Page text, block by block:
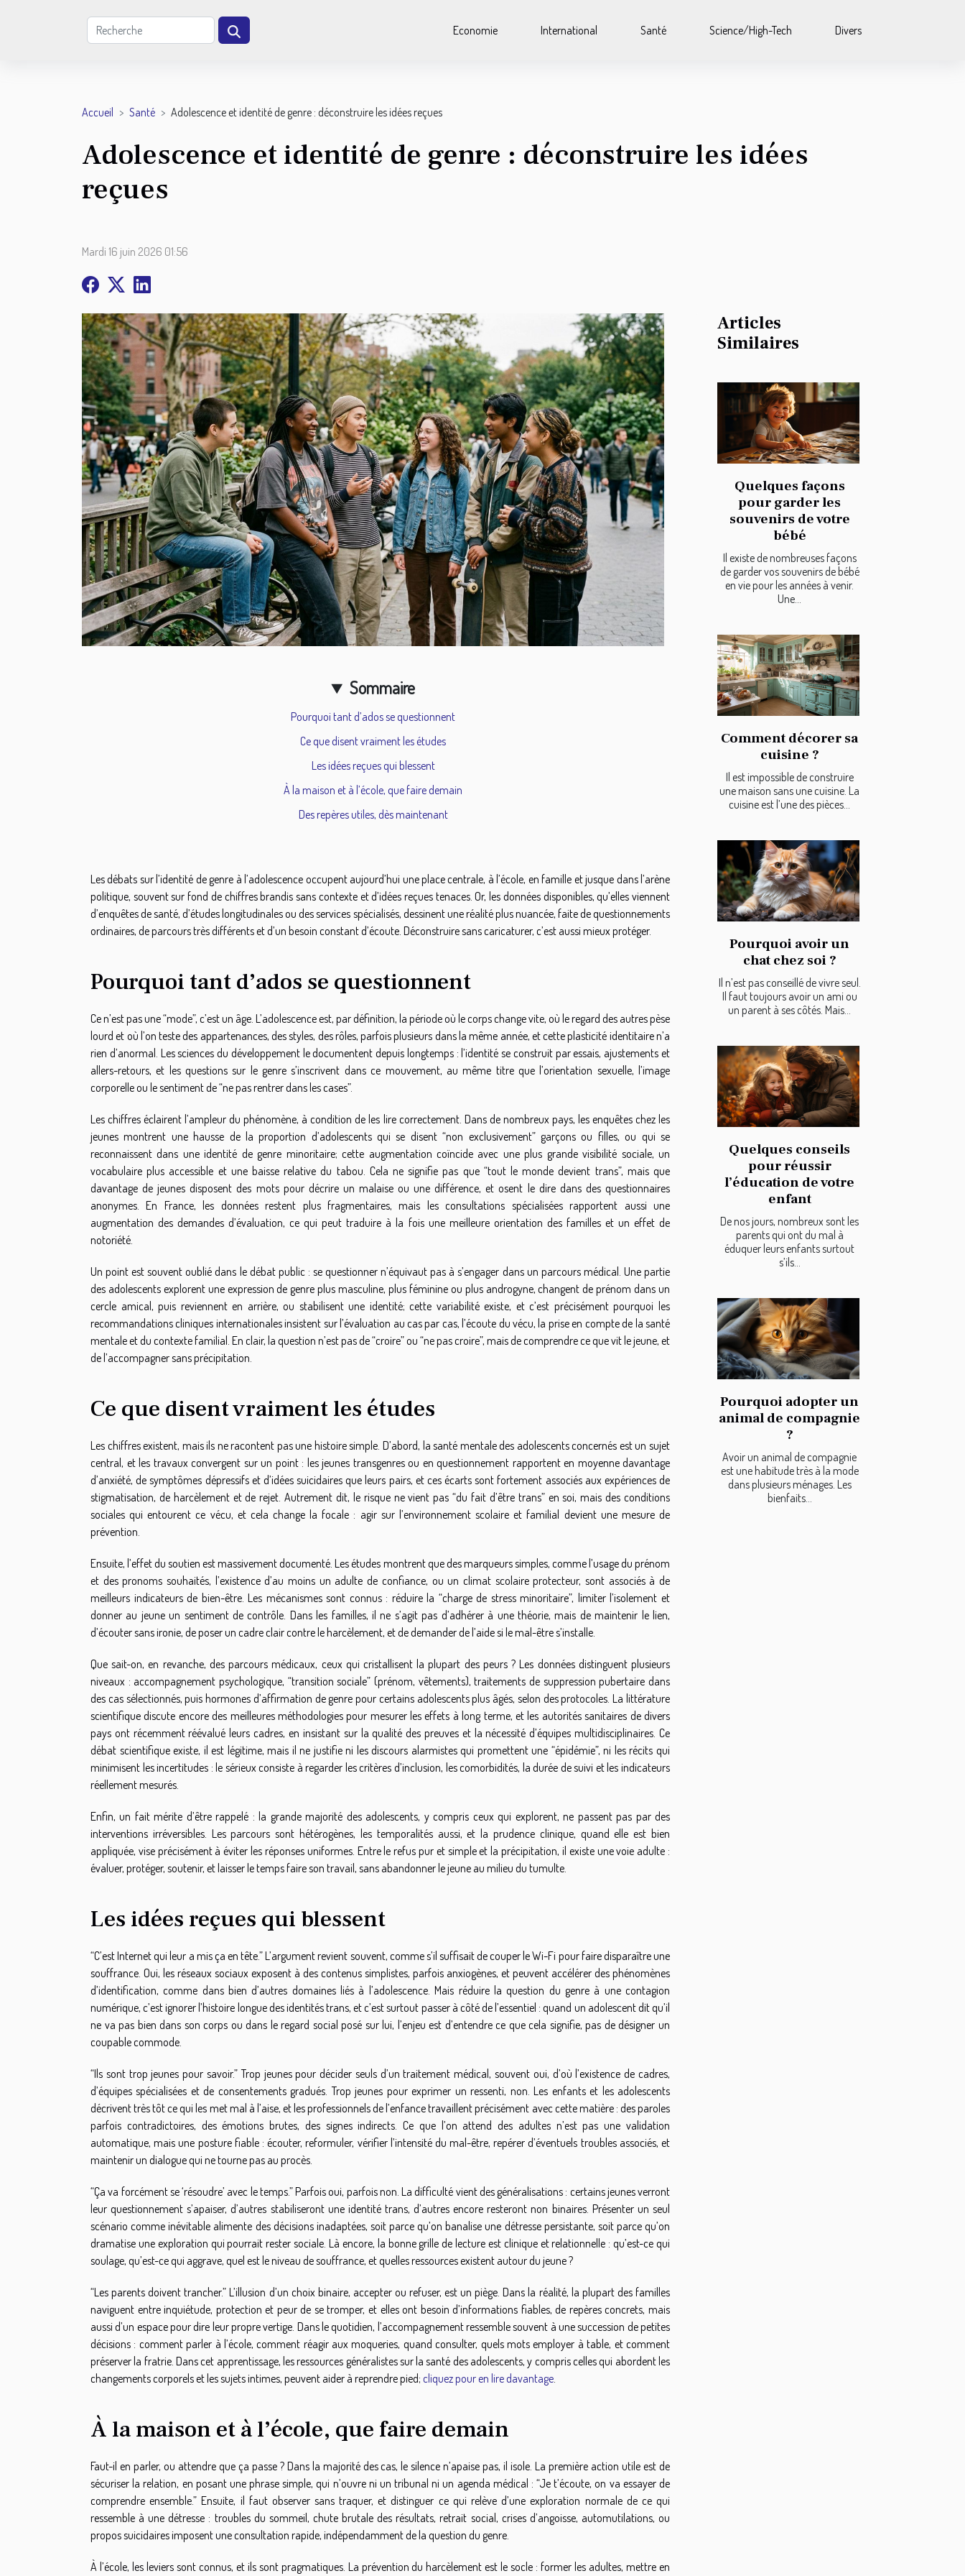
Economie International Santé Science/High-Tech Divers
Accueil Santé Adolescence et identité de genre : déconstruire les idées reçues
Adolescence et identité de genre : déconstruire les idées
reçues
Mardi 16 juin 2026 01:56
Sommaire
Pourquoi tant d’ados se questionnent
Ce que disent vraiment les études
Les idées reçues qui blessent
À la maison et à l’école, que faire demain
Des repères utiles, dès maintenant
Les débats sur l’identité de genre à l’adolescence occupent aujourd’hui une place centrale, à l’école, en famille et jusque dans l’arène
politique, souvent sur fond de chiffres brandis sans contexte et d’idées reçues tenaces. Or, les données disponibles, qu’elles viennent
d’enquêtes de santé, d’études longitudinales ou des services spécialisés, dessinent une réalité plus nuancée, faite de questionnements
ordinaires, de parcours très différents et d’un besoin constant d’écoute. Déconstruire sans caricaturer, c’est aussi mieux protéger.
Pourquoi tant d’ados se questionnent
Ce n’est pas une “mode”, c’est un âge. L’adolescence est, par définition, la période où le corps change vite, où le regard des autres pèse
lourd et où l’on teste des appartenances, des styles, des rôles, parfois plusieurs dans la même année, et cette plasticité identitaire n’a
rien d’anormal. Les sciences du développement le documentent depuis longtemps : l’identité se construit par essais, ajustements et
allers-retours, et les questions sur le genre s’inscrivent dans ce mouvement, au même titre que l’orientation sexuelle, l’image
corporelle ou le sentiment de “ne pas rentrer dans les cases”.
Les chiffres éclairent l’ampleur du phénomène, à condition de les lire correctement. Dans de nombreux pays, les enquêtes chez les
jeunes montrent une hausse de la proportion d’adolescents qui se disent “non exclusivement” garçons ou filles, ou qui se
reconnaissent dans une identité de genre minoritaire; cette augmentation coïncide avec une plus grande visibilité sociale, un
vocabulaire plus accessible et une baisse relative du tabou. Cela ne signifie pas que “tout le monde devient trans”, mais que
davantage de jeunes disposent des mots pour décrire un malaise ou une différence, et osent le dire dans des questionnaires
anonymes. En France, les données restent plus fragmentaires, mais les consultations spécialisées rapportent aussi une
augmentation des demandes d’évaluation, ce qui peut traduire à la fois une meilleure orientation des familles et un effet de
notoriété.
Un point est souvent oublié dans le débat public : se questionner n’équivaut pas à s’engager dans un parcours médical. Une partie
des adolescents explorent une expression de genre plus masculine, plus féminine ou plus androgyne, changent de prénom dans un
cercle amical, puis reviennent en arrière, ou stabilisent une identité; cette variabilité existe, et c’est précisément pourquoi les
recommandations cliniques internationales insistent sur l’évaluation au cas par cas, l’écoute du vécu, la prise en compte de la santé
mentale et du contexte familial. En clair, la question n’est pas de “croire” ou “ne pas croire”, mais de comprendre ce que vit le jeune, et
de l’accompagner sans précipitation.
Ce que disent vraiment les études
Les chiffres existent, mais ils ne racontent pas une histoire simple. D’abord, la santé mentale des adolescents concernés est un sujet
central, et les travaux convergent sur un point : les jeunes transgenres ou en questionnement rapportent en moyenne davantage
d’anxiété, de symptômes dépressifs et d’idées suicidaires que leurs pairs, et ces écarts sont fortement associés aux expériences de
stigmatisation, de harcèlement et de rejet. Autrement dit, le risque ne vient pas “du fait d’être trans” en soi, mais des conditions
sociales qui entourent ce vécu, et cela change la focale : agir sur l’environnement scolaire et familial devient une mesure de
prévention.
Ensuite, l’effet du soutien est massivement documenté. Les études montrent que des marqueurs simples, comme l’usage du prénom
et des pronoms souhaités, l’existence d’au moins un adulte de confiance, ou un climat scolaire protecteur, sont associés à de
meilleurs indicateurs de bien-être. Les mécanismes sont connus : réduire la “charge de stress minoritaire”, limiter l’isolement et
donner au jeune un sentiment de contrôle. Dans les familles, il ne s’agit pas d’adhérer à une théorie, mais de maintenir le lien,
d’écouter sans ironie, de poser un cadre clair contre le harcèlement, et de demander de l’aide si le mal-être s’installe.
Que sait-on, en revanche, des parcours médicaux, ceux qui cristallisent la plupart des peurs ? Les données distinguent plusieurs
niveaux : accompagnement psychologique, “transition sociale” (prénom, vêtements), traitements de suppression pubertaire dans
des cas sélectionnés, puis hormones d’affirmation de genre pour certains adolescents plus âgés, selon des protocoles. La littérature
scientifique discute encore des meilleures méthodologies pour mesurer les effets à long terme, et les autorités sanitaires de divers
pays ont récemment réévalué leurs cadres, en insistant sur la qualité des preuves et la nécessité d’équipes multidisciplinaires. Ce
débat scientifique existe, il est légitime, mais il ne justifie ni les discours alarmistes qui promettent une “épidémie”, ni les récits qui
minimisent les incertitudes : le sérieux consiste à regarder les critères d’inclusion, les comorbidités, la durée de suivi et les indicateurs
réellement mesurés.
Enfin, un fait mérite d’être rappelé : la grande majorité des adolescents, y compris ceux qui explorent, ne passent pas par des
interventions irréversibles. Les parcours sont hétérogènes, les temporalités aussi, et la prudence clinique, quand elle est bien
appliquée, vise précisément à éviter les réponses uniformes. Entre le refus pur et simple et la précipitation, il existe une voie adulte :
évaluer, protéger, soutenir, et laisser le temps faire son travail, sans abandonner le jeune au milieu du tumulte.
Les idées reçues qui blessent
“C’est Internet qui leur a mis ça en tête.” L’argument revient souvent, comme s’il suffisait de couper le Wi-Fi pour faire disparaître une
souffrance. Oui, les réseaux sociaux exposent à des contenus simplistes, parfois anxiogènes, et peuvent accélérer des phénomènes
d’identification, comme dans bien d’autres domaines liés à l’adolescence. Mais réduire la question du genre à une contagion
numérique, c’est ignorer l’histoire longue des identités trans, et c’est surtout passer à côté de l’essentiel : quand un adolescent dit qu’il
ne va pas bien dans son corps ou dans le regard social posé sur lui, l’enjeu est d’entendre ce que cela signifie, pas de désigner un
coupable commode.
“Ils sont trop jeunes pour savoir.” Trop jeunes pour décider seuls d’un traitement médical, souvent oui, d’où l’existence de cadres,
d’équipes spécialisées et de consentements gradués. Trop jeunes pour exprimer un ressenti, non. Les enfants et les adolescents
décrivent très tôt ce qui les met mal à l’aise, et les professionnels de l’enfance travaillent précisément avec cette matière : des paroles
parfois contradictoires, des émotions brutes, des signes indirects. Ce que l’on attend des adultes n’est pas une validation
automatique, mais une posture fiable : écouter, reformuler, vérifier l’intensité du mal-être, repérer d’éventuels troubles associés, et
maintenir un dialogue qui ne tourne pas au procès.
“Ça va forcément se ‘résoudre’ avec le temps.” Parfois oui, parfois non. La difficulté vient des généralisations : certains jeunes verront
leur questionnement s’apaiser, d’autres stabiliseront une identité trans, d’autres encore resteront non binaires. Présenter un seul
scénario comme inévitable alimente des décisions inadaptées, soit parce qu’on banalise une détresse persistante, soit parce qu’on
dramatise une exploration qui pourrait rester sociale. Là encore, la bonne grille de lecture est clinique et relationnelle : qu’est-ce qui
soulage, qu’est-ce qui aggrave, quel est le niveau de souffrance, et quelles ressources existent autour du jeune ?
“Les parents doivent trancher.” L’illusion d’un choix binaire, accepter ou refuser, est un piège. Dans la réalité, la plupart des familles
naviguent entre inquiétude, protection et peur de se tromper, et elles ont besoin d’informations fiables, de repères concrets, mais
aussi d’un espace pour dire leur propre vertige. Dans le quotidien, l’accompagnement ressemble souvent à une succession de petites
décisions : comment parler à l’école, comment réagir aux moqueries, quand consulter, quels mots employer à table, et comment
préserver la fratrie. Dans cet apprentissage, les ressources généralistes sur la santé des adolescents, y compris celles qui abordent les
changements corporels et les sujets intimes, peuvent aider à reprendre pied; cliquez pour en lire davantage.
À la maison et à l’école, que faire demain
Faut-il en parler, ou attendre que ça passe ? Dans la majorité des cas, le silence n’apaise pas, il isole. La première action utile est de
sécuriser la relation, en posant une phrase simple, qui n’ouvre ni un tribunal ni un agenda médical : “Je t’écoute, on va essayer de
comprendre ensemble.” Ensuite, il faut observer sans traquer, et distinguer ce qui relève d’une exploration normale de ce qui
ressemble à une détresse : troubles du sommeil, chute brutale des résultats, retrait social, crises d’angoisse, automutilations, ou
propos suicidaires imposent une consultation rapide, indépendamment de la question du genre.
À l’école, les leviers sont connus, et ils sont pragmatiques. La prévention du harcèlement est le socle : former les adultes, mettre en
Articles
Similaires
Quelques façons
pour garder les
souvenirs de votre
bébé
Il existe de nombreuses façons
de garder vos souvenirs de bébé
en vie pour les années à venir.
Une...
Comment décorer sa
cuisine ?
Il est impossible de construire
une maison sans une cuisine. La
cuisine est l’une des pièces...
Pourquoi avoir un
chat chez soi ?
Il n’est pas conseillé de vivre seul.
Il faut toujours avoir un ami ou
un parent à ses côtés. Mais...
Quelques conseils
pour réussir
l’éducation de votre
enfant
De nos jours, nombreux sont les
parents qui ont du mal à
éduquer leurs enfants surtout
s’ils...
Pourquoi adopter un
animal de compagnie
?
Avoir un animal de compagnie
est une habitude très à la mode
dans plusieurs ménages. Les
bienfaits...